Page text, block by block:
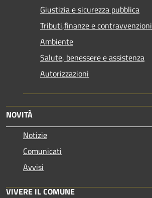
Giustizia e sicurezza pubblica
Tributi,finanze e contravvenzioni
Ambiente
Salute, benessere e assistenza
Autorizzazioni
NOVITÀ
Notizie
Comunicati
Avvisi
VIVERE IL COMUNE